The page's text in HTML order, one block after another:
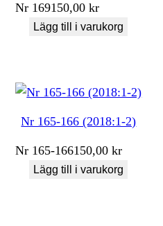
Nr 169150,00kr
Lägg till i varukorg
Nr 165-166 (2018:1-2)
Nr 165-166150,00kr
Lägg till i varukorg